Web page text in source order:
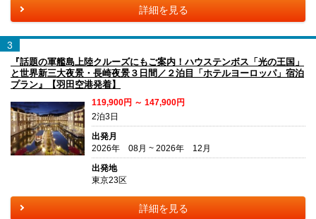
詳細を見る
3
『話題の軍艦島上陸クルーズにもご案内！ハウステンボス「光の王国」
と世界新三大夜景・長崎夜景３日間／２泊目「ホテルヨーロッパ」宿泊
プラン』【羽田空港発着】
119,900円 ～ 147,900円
2泊3日
出発月
2026年 08月 ~ 2026年 12月
出発地
東京23区
詳細を見る